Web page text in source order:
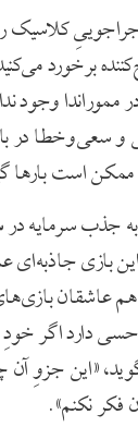
کلاسیک
برخورد
وجود
و سعی‌وخطا در
است بارها
بازی جاذبه‌ای
هم عاشقان
دارد اگر خودِ
«این جزوِ
نکنم».